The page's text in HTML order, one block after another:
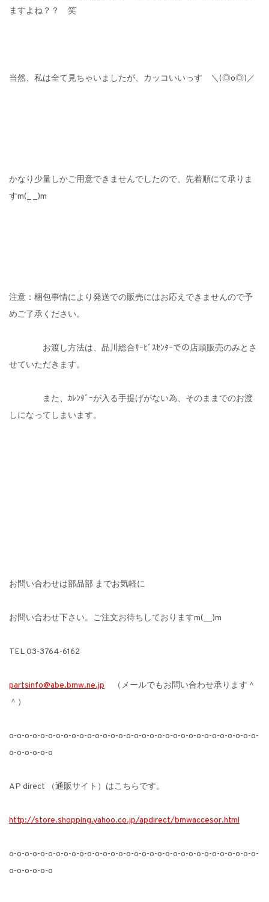
ますよね？？ 笑
当然、私は全て見ちゃいましたが、カッコいいっす ＼(◎o◎)／
かなり少量しかご用意できませんでしたので、先着順にて承りま
すm(_ _)m
注意：梱包事情により発送での販売にはお応えできませんので予
めご了承ください。
お渡し方法は、品川総合ｻｰﾋﾞｽｾﾝﾀｰでの店頭販売のみとさ
せていただきます。
また、ｶﾚﾝﾀﾞｰが入る手提げがない為、そのままでのお渡
しになってしまいます。
お問い合わせは部品部 までお気軽に
お問い合わせ下さい。ご注文お待ちしておりますm(__)m
TEL 03-3764-6162
partsinfo@abe.bmw.ne.jp （メールでもお問い合わせ承ります＾
＾）
o-o-o-o-o-o-o-o-o-o-o-o-o-o-o-o-o-o-o-o-o-o-o-o-o-o-o-o-o-o-o-o-
o-o-o-o-o-o
AP direct （通販サイト）はこちらです。
http://store.shopping.yahoo.co.jp/apdirect/bmwaccesor.html
o-o-o-o-o-o-o-o-o-o-o-o-o-o-o-o-o-o-o-o-o-o-o-o-o-o-o-o-o-o-o-o-
o-o-o-o-o-o